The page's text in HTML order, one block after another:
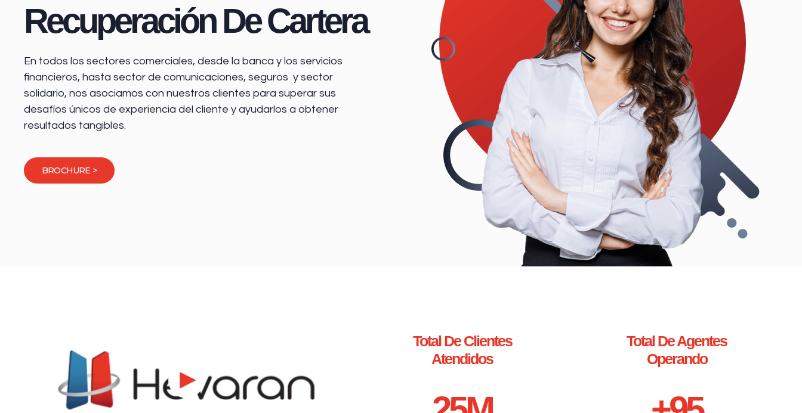
Recuperación De Cartera
En todos los sectores comerciales, desde la banca y los servicios
financieros, hasta sector de comunicaciones, seguros y sector
solidario, nos asociamos con nuestros clientes para superar sus
desafíos únicos de experiencia del cliente y ayudarlos a obtener
resultados tangibles.
BROCHURE >
Total De Clientes
Atendidos
Total De Agentes
Operando